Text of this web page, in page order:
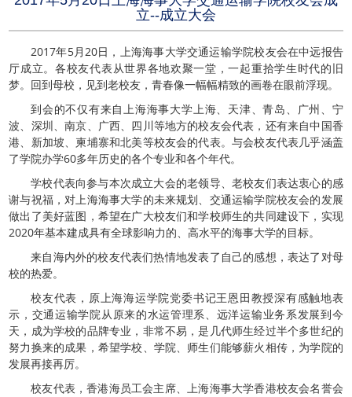
置
立--成立大会
2017年5月20日，上海海事大学交通运输学院校友会在中远报告
厅成立。各校友代表从世界各地欢聚一堂，一起重拾学生时代的旧
梦。回到母校，见到老校友，青春像一幅幅精致的画卷在眼前浮现。
到会的不仅有来自上海海事大学上海、天津、青岛、广州、宁
波、深圳、南京、广西、四川等地方的校友会代表，还有来自中国香
港、新加坡、柬埔寨和北美等校友会的代表。与会校友代表几乎涵盖
了学院办学60多年历史的各个专业和各个年代。
学校代表向参与本次成立大会的老领导、老校友们表达衷心的感
谢与祝福，对上海海事大学的未来规划、交通运输学院校友会的发展
做出了美好蓝图，希望在广大校友们和学校师生的共同建设下，实现
2020年基本建成具有全球影响力的、高水平的海事大学的目标。
来自海内外的校友代表们热情地发表了自己的感想，表达了对母
校的热爱。
校友代表，原上海海运学院党委书记王恩田教授深有感触地表
示，交通运输学院从原来的水运管理系、远洋运输业务系发展到今
天，成为学校的品牌专业，非常不易，是几代师生经过半个多世纪的
努力换来的成果，希望学校、学院、师生们能够薪火相传，为学院的
发展再接再厉。
校友代表，香港海员工会主席、上海海事大学香港校友会名誉会